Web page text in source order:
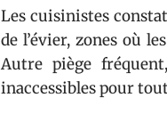
Les cuisinistes
de l’évier, zones où
Autre piège fréquent,
inaccessibles pour